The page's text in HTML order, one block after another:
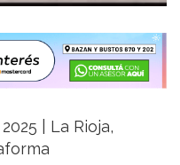
| La Rioja,